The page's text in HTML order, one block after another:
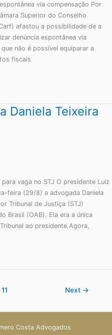
via compensação Por
Superior do Conselho
afastou a possibilidade de a
denúncia espontânea via
não é possível equiparar a
fiscais
Daniela Teixeira
vaga no STJ O presidente Luiz
feira (29/8) a advogada Daniela
Tribunal de Justiça (STJ)
Brasil (OAB). Ela era a única
ao presidente.Agora,
11 Next →
Costa Advogados